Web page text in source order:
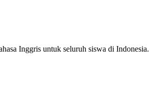
Inggris untuk seluruh siswa di